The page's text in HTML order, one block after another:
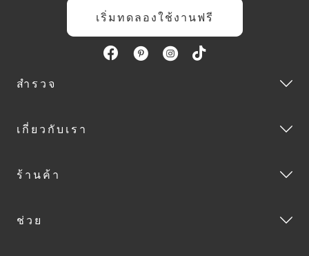
เริ่มทดลองใช้งานฟรี
สำรวจ
เกี่ยวกับเรา
ร้านค้า
ช่วย